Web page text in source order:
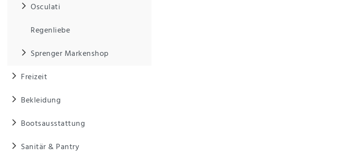
Osculati
Regenliebe
Sprenger Markenshop
Freizeit
Bekleidung
Bootsausstattung
Sanitär & Pantry